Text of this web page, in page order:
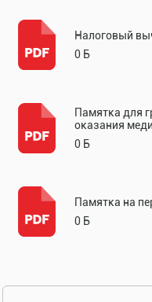
Налоговый
0 Б
Памятка для
оказания
0 Б
Памятка на
0 Б